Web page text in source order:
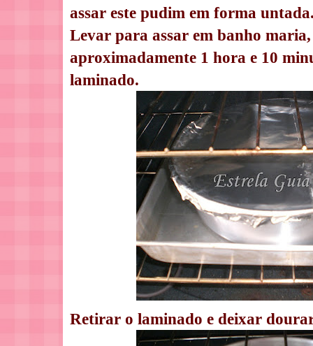
assar este pudim em forma
Levar para assar em banho
aproximadamente 1 hora e 10
laminado.
Retirar o laminado e deixar